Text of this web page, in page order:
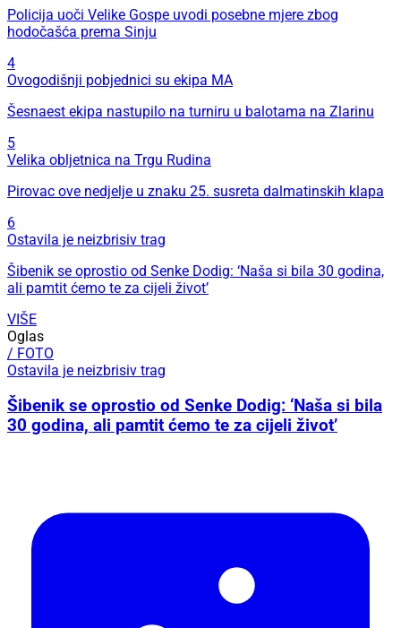
Policija uoči Velike Gospe uvodi posebne mjere zbog
hodočašća prema Sinju
4
Ovogodišnji pobjednici su ekipa MA
Šesnaest ekipa nastupilo na turniru u balotama na Zlarinu
5
Velika obljetnica na Trgu Rudina
Pirovac ove nedjelje u znaku 25. susreta dalmatinskih klapa
6
Ostavila je neizbrisiv trag
Šibenik se oprostio od Senke Dodig: ‘Naša si bila 30 godina,
ali pamtit ćemo te za cijeli život’
VIŠE
Oglas
/ FOTO
Ostavila je neizbrisiv trag
Šibenik se oprostio od Senke Dodig: ‘Naša si bila
30 godina, ali pamtit ćemo te za cijeli život’